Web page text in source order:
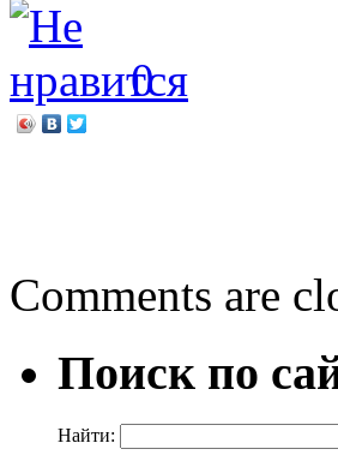
0
Comments are
Поиск по
Найти: